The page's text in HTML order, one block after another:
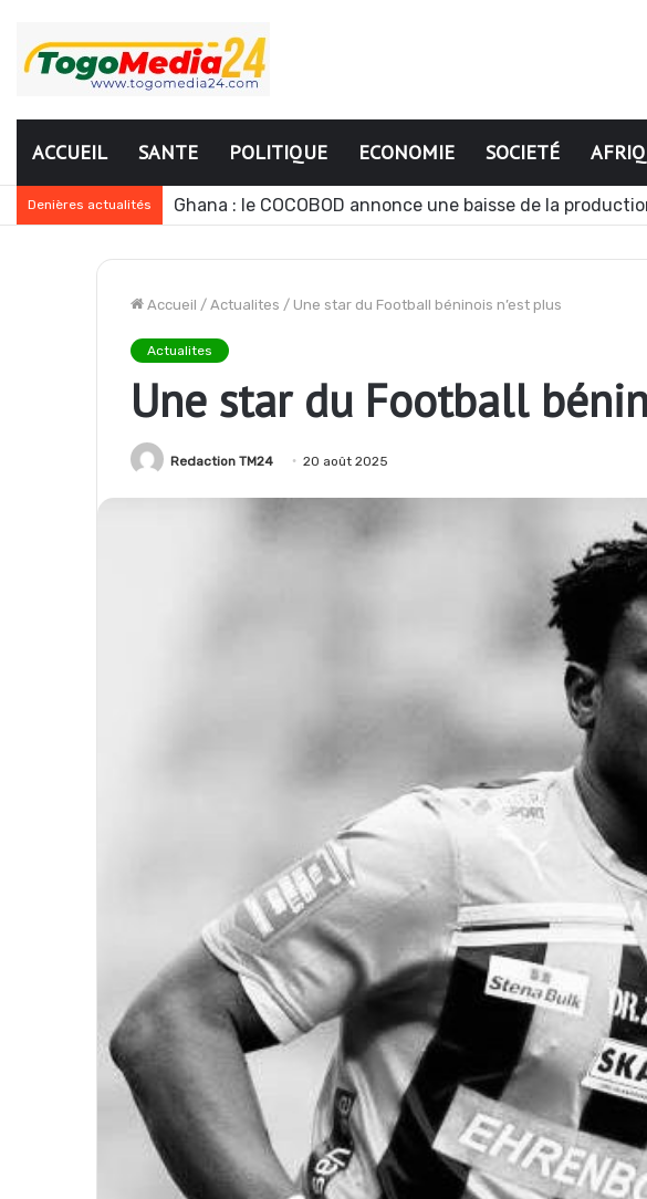
ACCUEIL SANTE POLITIQUE ECONOMIE SOCIETÉ
Denières actualités Ghana : le COCOBOD annonce une baisse de la
Accueil / Actualites / Une star du Football béninois n’est plus
Actualites
Une star du Football
Redaction TM24 20 août 2025